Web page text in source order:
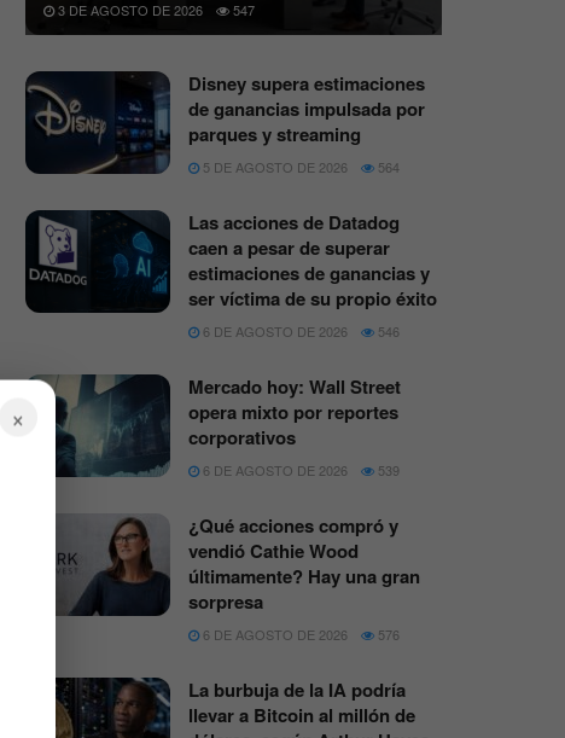
3 DE AGOSTO DE 2026 547
Disney supera estimaciones
de ganancias impulsada por
parques y streaming
5 DE AGOSTO DE 2026 564
Las acciones de Datadog
caen a pesar de superar
estimaciones de ganancias y
ser víctima de su propio éxito
6 DE AGOSTO DE 2026 546
Mercado hoy: Wall Street
opera mixto por reportes
corporativos
6 DE AGOSTO DE 2026 539
¿Qué acciones compró y
vendió Cathie Wood
últimamente? Hay una gran
sorpresa
6 DE AGOSTO DE 2026 576
La burbuja de la IA podría
llevar a Bitcoin al millón de
×